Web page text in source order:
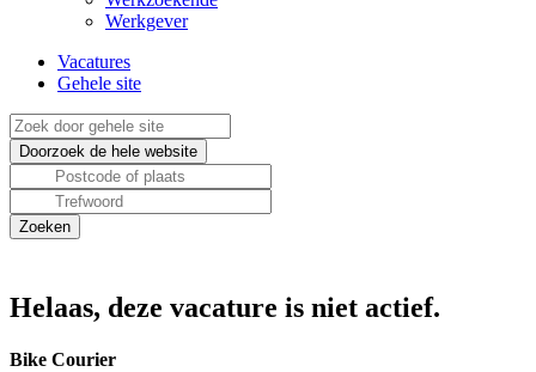
Werkgever
Vacatures
Gehele site
Helaas, deze vacature is niet actief.
Bike Courier